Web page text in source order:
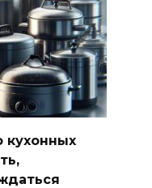
кухонных